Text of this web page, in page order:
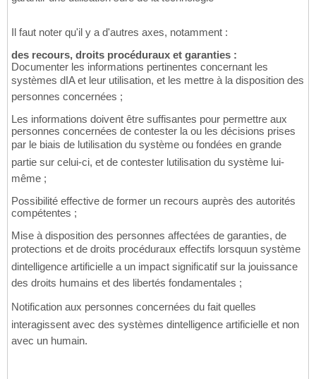
Il faut noter qu'il y a d'autres axes, notamment :
des recours, droits procéduraux et garanties :
Documenter les informations pertinentes concernant les
systèmes dIA et leur utilisation, et les mettre à la disposition des
personnes concernées ;
Les informations doivent être suffisantes pour permettre aux
personnes concernées de contester la ou les décisions prises
par le biais de lutilisation du système ou fondées en grande
partie sur celui-ci, et de contester lutilisation du système lui-
même ;
Possibilité effective de former un recours auprès des autorités
compétentes ;
Mise à disposition des personnes affectées de garanties, de
protections et de droits procéduraux effectifs lorsquun système
dintelligence artificielle a un impact significatif sur la jouissance
des droits humains et des libertés fondamentales ;
Notification aux personnes concernées du fait quelles
interagissent avec des systèmes dintelligence artificielle et non
avec un humain.